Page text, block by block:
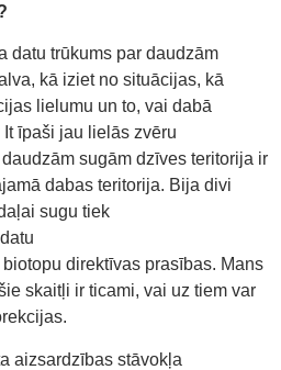
datu trūkums par daudzām
kā iziet no situācijas, kā
lielumu un to, vai dabā
īpaši jau lielās zvēru
sugām dzīves teritorija ir
dabas teritorija. Bija divi
sugu tiek
direktīvas prasības. Mans
skaitļi ir ticami, vai uz tiem var
aizsardzības stāvokļa